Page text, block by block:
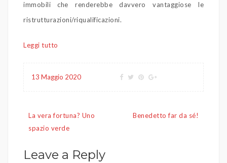
immobili che renderebbe davvero vantaggiose le
ristrutturazioni/riqualificazioni.
Leggi tutto
13 Maggio 2020
Navigazione
articoli
La vera fortuna? Uno
spazio verde
Benedetto far da sé!
Leave a Reply